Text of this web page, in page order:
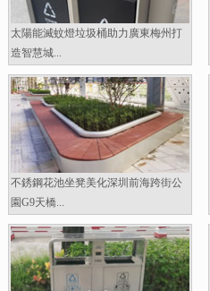
太陽能滅蚊燈垃圾桶助力廣東梅州打
造智慧城...
不銹鋼花池坐凳美化深圳前海跨街公
園G9天橋...